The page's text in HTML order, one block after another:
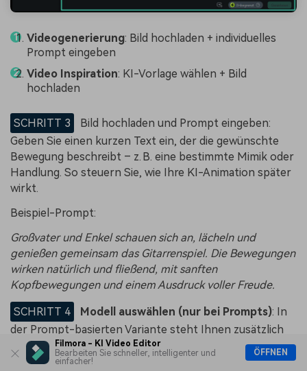
Filmora - KI Video Editor
Bearbeiten Sie schneller, intelligenter und
einfacher!
ÖFFNEN
Videogenerierung: Bild hochladen + individuelles
Prompt eingeben
Video Inspiration: KI-Vorlage wählen + Bild
hochladen
SCHRITT 3
Bild hochladen und Prompt eingeben:
Geben Sie einen kurzen Text ein, der die gewünschte
Bewegung beschreibt – z. B. eine bestimmte Mimik oder
Handlung. So steuern Sie, wie Ihre KI-Animation später
wirkt.
Beispiel-Prompt:
Großvater und Enkel schauen sich an, lächeln und
genießen gemeinsam das Gitarrenspiel. Die Bewegungen
wirken natürlich und fließend, mit sanften
Kopfbewegungen und einem Ausdruck voller Freude.
SCHRITT 4 Modell auswählen (nur bei Prompts): In
der Prompt-basierten Variante steht Ihnen zusätzlich
das fortschrittlicheVEO 3 Modell
zur Verfügung, das
besonders hochwertige Animationen erzeugt zur